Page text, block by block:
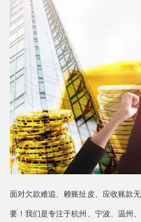
面对欠款难追、赖账扯皮、应收账款
要！我们是专注于杭州、宁波、温州